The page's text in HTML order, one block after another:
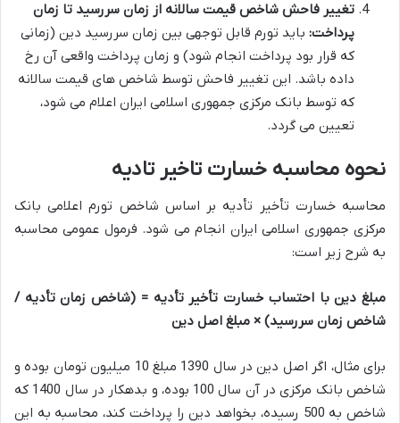
تغییر فاحش شاخص قیمت سالانه از زمان سررسید تا زمان
پرداخت: باید تورم قابل توجهی بین زمان سررسید دین (زمانی
که قرار بود پرداخت انجام شود) و زمان پرداخت واقعی آن رخ
داده باشد. این تغییر فاحش توسط شاخص های قیمت سالانه
که توسط بانک مرکزی جمهوری اسلامی ایران اعلام می شود،
تعیین می گردد.
نحوه محاسبه خسارت تاخیر تادیه
محاسبه خسارت تأخیر تأدیه بر اساس شاخص تورم اعلامی بانک
مرکزی جمهوری اسلامی ایران انجام می شود. فرمول عمومی محاسبه
به شرح زیر است:
مبلغ دین با احتساب خسارت تأخیر تأدیه = (شاخص زمان تأدیه /
شاخص زمان سررسید) × مبلغ اصل دین
برای مثال، اگر اصل دین در سال 1390 مبلغ 10 میلیون تومان بوده و
شاخص بانک مرکزی در آن سال 100 بوده، و بدهکار در سال 1400 که
شاخص به 500 رسیده، بخواهد دین را پرداخت کند، محاسبه به این